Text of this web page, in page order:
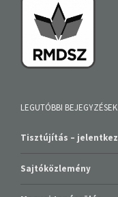
LEGUTÓBBI BEJEGYZÉSEK
Tisztújítás –
Sajtóközlemény